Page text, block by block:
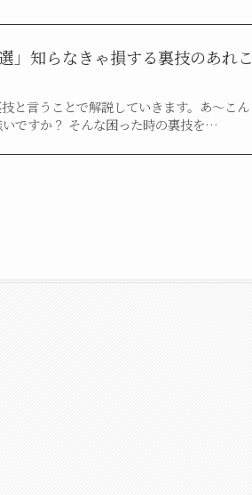
」知らなきゃ損する裏技のあれこ
と言うことで解説していきます。あ～こん
ですか？ そんな困った時の裏技を…